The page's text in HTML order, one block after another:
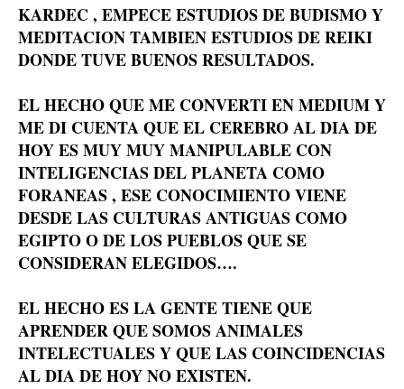
KARDEC , EMPECE ESTUDIOS DE BUDISMO Y
MEDITACION TAMBIEN ESTUDIOS DE REIKI
DONDE TUVE BUENOS RESULTADOS.
EL HECHO QUE ME CONVERTI EN MEDIUM Y
ME DI CUENTA QUE EL CEREBRO AL DIA DE
HOY ES MUY MUY MANIPULABLE CON
INTELIGENCIAS DEL PLANETA COMO
FORANEAS , ESE CONOCIMIENTO VIENE
DESDE LAS CULTURAS ANTIGUAS COMO
EGIPTO O DE LOS PUEBLOS QUE SE
CONSIDERAN ELEGIDOS….
EL HECHO ES LA GENTE TIENE QUE
APRENDER QUE SOMOS ANIMALES
INTELECTUALES Y QUE LAS COINCIDENCIAS
AL DIA DE HOY NO EXISTEN.